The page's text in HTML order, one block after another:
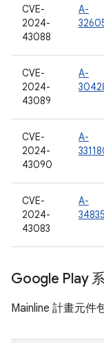
CVE-
2024-
43088
A-
CVE-
2024-
43089
A-
CVE-
2024-
43090
A-
CVE-
2024-
43083
A-
Google Play
Mainline 計畫元件